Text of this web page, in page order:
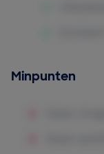
Minpunten